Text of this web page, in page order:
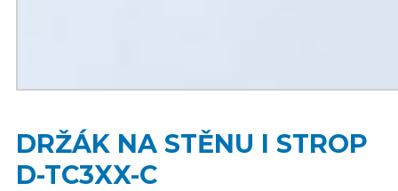
DRŽÁK NA STĚNU I STROP
D-TC3XX-C